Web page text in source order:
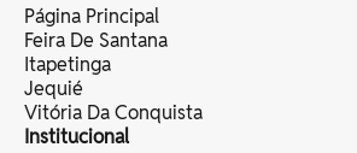
Página Principal
Feira De Santana
Itapetinga
Jequié
Vitória Da Conquista
Institucional